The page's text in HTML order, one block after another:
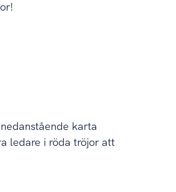
karta
ledare i röda tröjor att